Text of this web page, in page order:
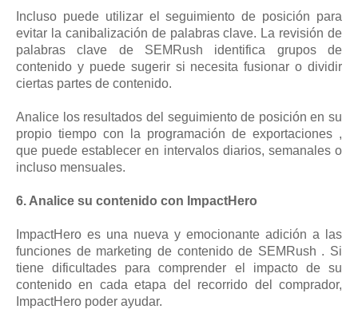
Incluso puede utilizar el seguimiento de posición para
evitar la canibalización de palabras clave. La revisión de
palabras clave de SEMRush identifica grupos de
contenido y puede sugerir si necesita fusionar o dividir
ciertas partes de contenido.
Analice los resultados del seguimiento de posición en su
propio tiempo con la programación de exportaciones ,
que puede establecer en intervalos diarios, semanales o
incluso mensuales.
6. Analice su contenido con ImpactHero
ImpactHero es una nueva y emocionante adición a las
funciones de marketing de contenido de SEMRush . Si
tiene dificultades para comprender el impacto de su
contenido en cada etapa del recorrido del comprador,
ImpactHero poder ayudar.